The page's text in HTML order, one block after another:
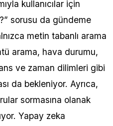
kullanıcılar için
sorusu da gündeme
metin tabanlı arama
arama, hava durumu,
ve zaman dilimleri gibi
da bekleniyor. Ayrıca,
sormasına olanak
Yapay zeka